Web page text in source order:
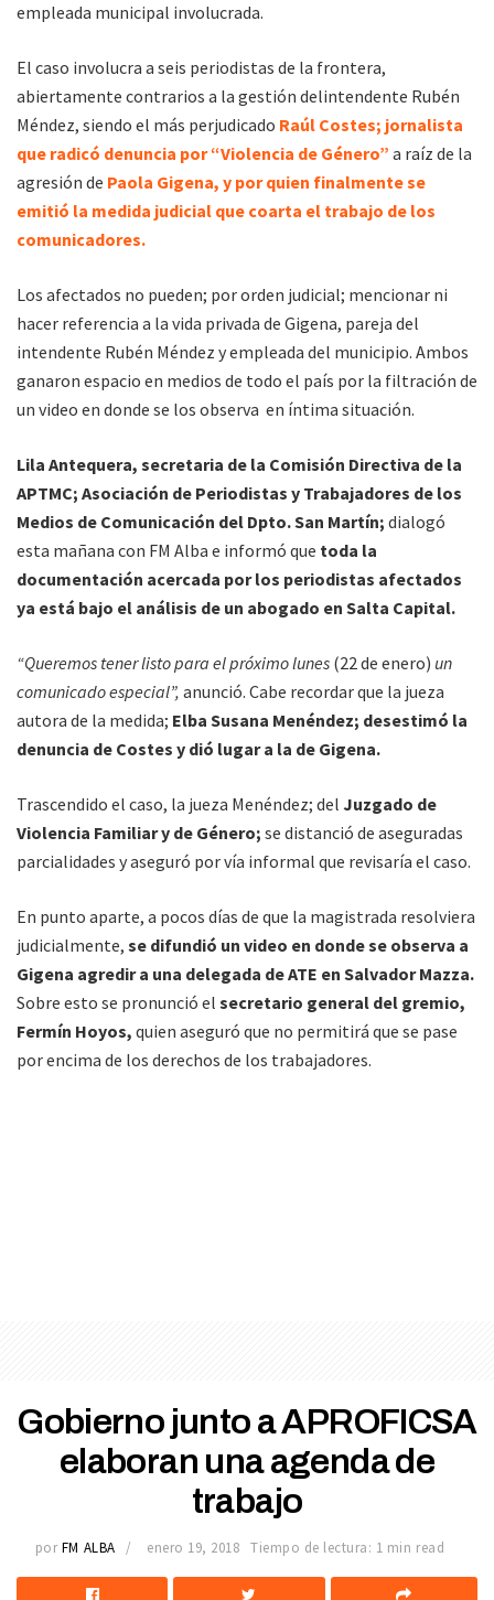
empleada municipal involucrada.
El caso involucra a seis periodistas de la frontera,
abiertamente contrarios a la gestión delintendente Rubén
Méndez, siendo el más perjudicado Raúl Costes; jornalista
que radicó denuncia por “Violencia de Género” a raíz de la
agresión de Paola Gigena, y por quien finalmente se
emitió la medida judicial que coarta el trabajo de los
comunicadores.
Los afectados no pueden; por orden judicial; mencionar ni
hacer referencia a la vida privada de Gigena, pareja del
intendente Rubén Méndez y empleada del municipio. Ambos
ganaron espacio en medios de todo el país por la filtración de
un video en donde se los observa en íntima situación.
Lila Antequera, secretaria de la Comisión Directiva de la
APTMC; Asociación de Periodistas y Trabajadores de los
Medios de Comunicación del Dpto. San Martín; dialogó
esta mañana con FM Alba e informó que toda la
documentación acercada por los periodistas afectados
ya está bajo el análisis de un abogado en Salta Capital.
“Queremos tener listo para el próximo lunes (22 de enero) un
comunicado especial”, anunció. Cabe recordar que la jueza
autora de la medida; Elba Susana Menéndez; desestimó la
denuncia de Costes y dió lugar a la de Gigena.
Trascendido el caso, la jueza Menéndez; del Juzgado de
Violencia Familiar y de Género; se distanció de aseguradas
parcialidades y aseguró por vía informal que revisaría el caso.
En punto aparte, a pocos días de que la magistrada resolviera
judicialmente, se difundió un video en donde se observa a
Gigena agredir a una delegada de ATE en Salvador Mazza.
Sobre esto se pronunció el secretario general del gremio,
Fermín Hoyos, quien aseguró que no permitirá que se pase
por encima de los derechos de los trabajadores.
Gobierno junto a APROFICSA
elaboran una agenda de
trabajo
por FM ALBA enero 19, 2018 Tiempo de lectura: 1 min read